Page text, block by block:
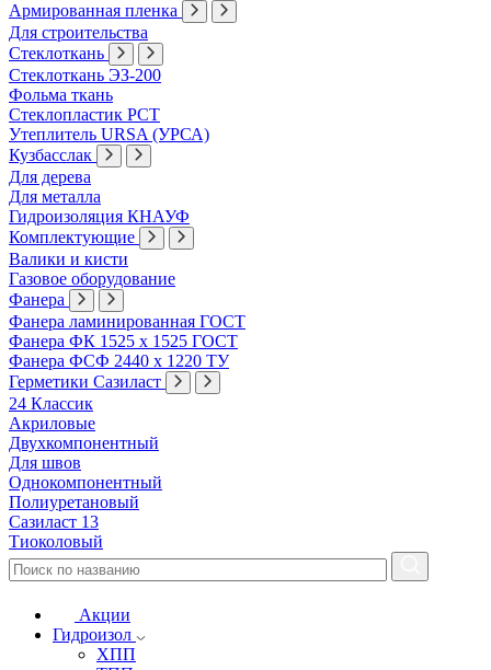
Армированная пленка
Для строительства
Стеклоткань
Стеклоткань ЭЗ-200
Фольма ткань
Стеклопластик РСТ
Утеплитель URSA (УРСА)
Кузбасслак
Для дерева
Для металла
Гидроизоляция КНАУФ
Комплектующие
Валики и кисти
Газовое оборудование
Фанера
Фанера ламинированная ГОСТ
Фанера ФК 1525 х 1525 ГОСТ
Фанера ФСФ 2440 х 1220 ТУ
Герметики Сазиласт
24 Классик
Акриловые
Двухкомпонентный
Для швов
Однокомпонентный
Полиуретановый
Сазиласт 13
Тиоколовый
Акции
Гидроизол
ХПП